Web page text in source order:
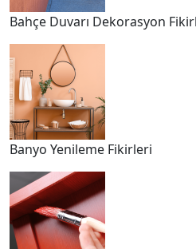
Bahçe Duvarı Dekorasyon
Banyo Yenileme Fikirleri